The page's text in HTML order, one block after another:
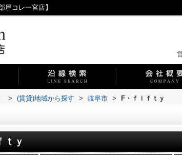
屋コレ一宮店】
> (賃貸)地域から探す > 岐阜市 > F・ｆｉｆｔｙ
ｔｙ